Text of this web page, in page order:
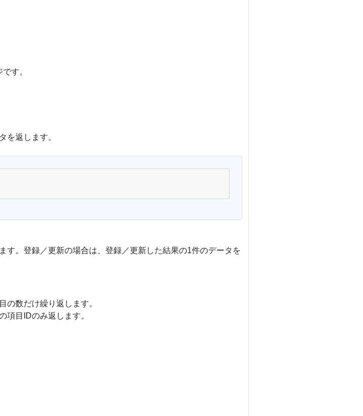
す。
を返します。
す。登録／更新の場合は、登録／更新した結果の1件のデータを
の数だけ繰り返します。
項目IDのみ返します。